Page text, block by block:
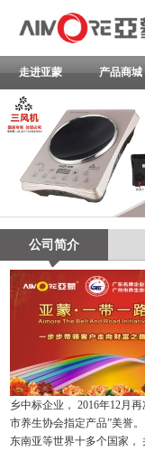
走进亚蒙 产品商城
公司简介
乡中标企业， 2016年12月
市养生协会指定产品”美誉
东南亚等世界十多个国家，